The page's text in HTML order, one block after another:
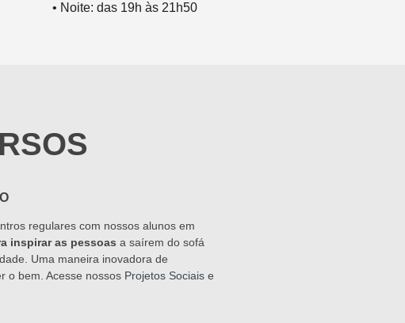
• Noite: das 19h às 21h50
regulares com nossos alunos em
inspirar as pessoas a saírem do sofá
Uma maneira inovadora de
o bem. Acesse nossos Projetos Sociaise